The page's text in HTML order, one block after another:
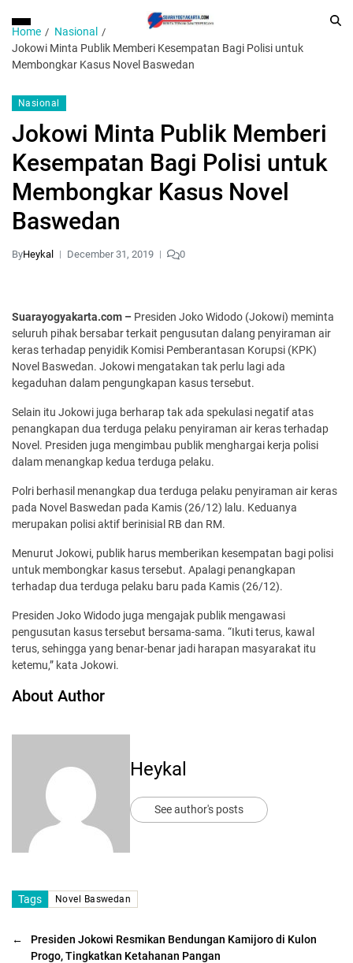
Home
Nasional
Jokowi Minta Publik Memberi Kesempatan Bagi Polisi untuk
Membongkar Kasus Novel Baswedan
Nasional
Jokowi Minta Publik Memberi
Kesempatan Bagi Polisi untuk
Membongkar Kasus Novel
Baswedan
ByHeykal December 31, 2019 0
Suarayogyakarta.com – Presiden Joko Widodo (Jokowi) meminta
seluruh pihak bersabar terkait pengusutan dalang penyiraman air
keras terhadap penyidik Komisi Pemberantasan Korupsi (KPK)
Novel Baswedan. Jokowi mengatakan tak perlu lagi ada
kegaduhan dalam pengungkapan kasus tersebut.
Selain itu Jokowi juga berharap tak ada spekulasi negatif atas
penangkapan dua terduga pelaku penyiraman air keras terhadap
Novel. Presiden juga mengimbau publik menghargai kerja polisi
dalam menangkap kedua terduga pelaku.
Polri berhasil menangkap dua terduga pelaku penyiraman air keras
pada Novel Baswedan pada Kamis (26/12) lalu. Keduanya
merupakan polisi aktif berinisial RB dan RM.
Menurut Jokowi, publik harus memberikan kesempatan bagi polisi
untuk membongkar kasus tersebut. Apalagi penangkapan
terhadap dua terduga pelaku baru pada Kamis (26/12).
Presiden Joko Widodo juga mengajak publik mengawasi
pengusutan kasus tersebut bersama-sama. “Ikuti terus, kawal
terus, sehingga yang benar-benar jadi harapan masyarakat itu
ketemu,” kata Jokowi.
About Author
Heykal
See author's posts
Tags Novel Baswedan
←
Presiden Jokowi Resmikan Bendungan Kamijoro di Kulon
Progo, Tingkatkan Ketahanan Pangan